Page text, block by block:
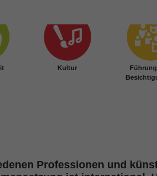
Kultur
Professionen und